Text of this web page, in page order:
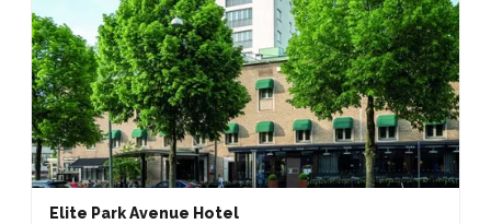
Elite Park Avenue Hotel